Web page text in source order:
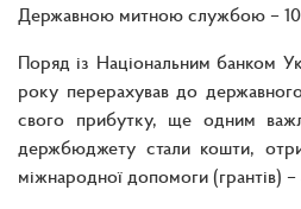
Державною митною службою –
Поряд із Національним банком
року перерахував до
свого прибутку, ще одним
держбюджету стали кошти,
міжнародної допомоги (грантів)